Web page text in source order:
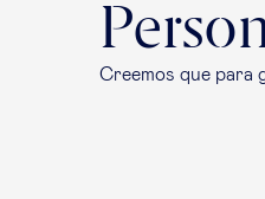
Creemos que para